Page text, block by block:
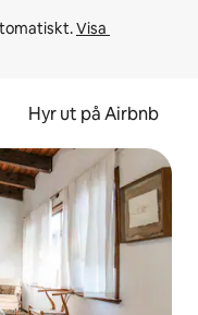
Visa
Hyr ut på Airbnb